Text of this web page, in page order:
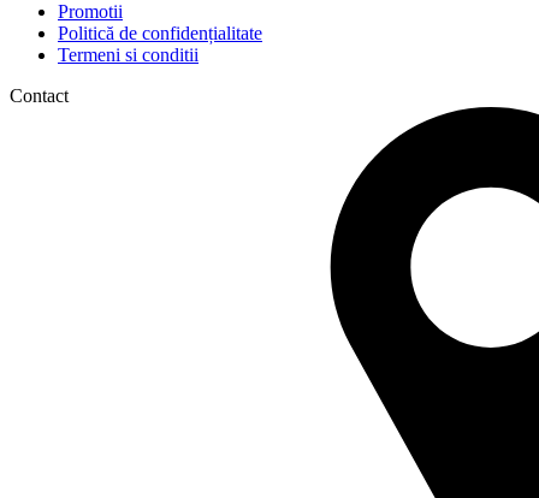
Promotii
Politică de confidențialitate
Termeni si conditii
Contact